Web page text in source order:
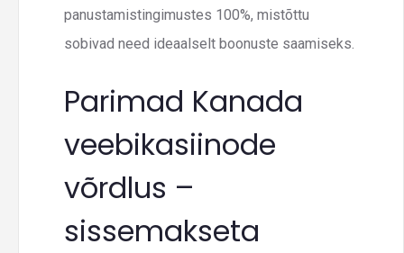
panustamistingimustes 100%, mistõttu
sobivad need ideaalselt boonuste saamiseks.
Parimad Kanada
veebikasiinode
võrdlus –
sissemakseta